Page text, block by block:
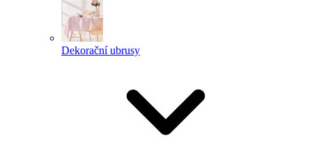
Dekorační ubrusy